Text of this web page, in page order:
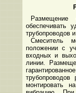
Размещение
обеспечивать
трубопроводов
Смеситель
положении с
входных и
линии.
монтировать